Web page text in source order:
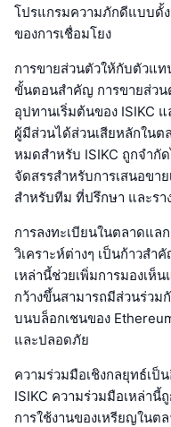
โปรแกรมความภักดีแบบดั้ง
ของการเชื่อมโยง
การขายส่วนตัวให้กับตัวแ
ขั้นตอนสำคัญ การขายส่วน
อุปทานเริ่มต้นของ ISIKC
ผู้มีส่วนได้ส่วนเสียหลักในต
หมดสำหรับ ISIKC ถูกจำกั
จัดสรรสำหรับการเสนอขา
สำหรับทีม ที่ปรึกษา และรา
การลงทะเบียนในตลาดแล
วิเคราะห์ต่างๆ เป็นก้าวสำ
เหล่านี้ช่วยเพิ่มการมองเห็
กว้างขึ้นสามารถมีส่วนร่วม
บนบล็อกเชนของ
และปลอดภัย
ความร่วมมือเชิงกลยุทธ์เป็
ISIKC ความร่วมมือเหล่า
การใช้งานของเหรียญในต